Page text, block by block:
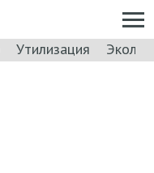
Утилизация